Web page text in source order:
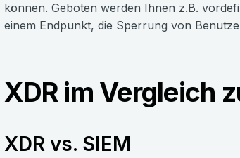
können. Geboten werden Ihnen z.B.
einem Endpunkt, die Sperrung von
XDR im Vergleich
XDR vs. SIEM